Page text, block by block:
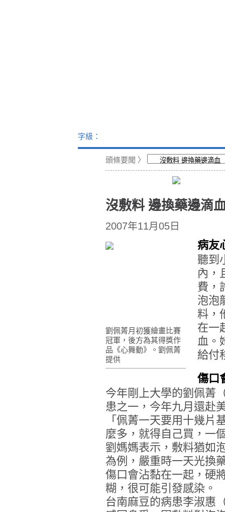
字級：
頭條要聞 〉
沒敷料 邊換藥邊滴
2007年11月05日
劉佩菁月初獲繪畫比賽
冠軍，後方為其得獎作
品《心舞動》。劉佩菁
提供
病友
聽到
內，
費，
泡泡
料，
在一
血。
給付
傷口
今年剛上大學的劉佩菁
患之一，今年九月還赴
「佩菁一天要用十幾片
麼多，就得自己買，一
劉媽媽表示，敷料猶如
為例，嚴重時一天光換
傷口會沾黏在一起，硬
糊，很可能引發感染。
台南麻豆的病患李淑惠